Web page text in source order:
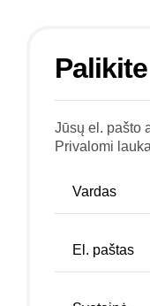
Jūsų el. pašto
Privalomi